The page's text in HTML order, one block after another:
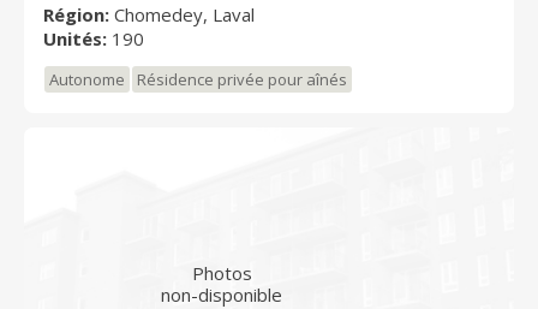
Région: Chomedey, Laval
Unités: 190
Autonome Résidence privée pour aînés
Photos
non-disponible